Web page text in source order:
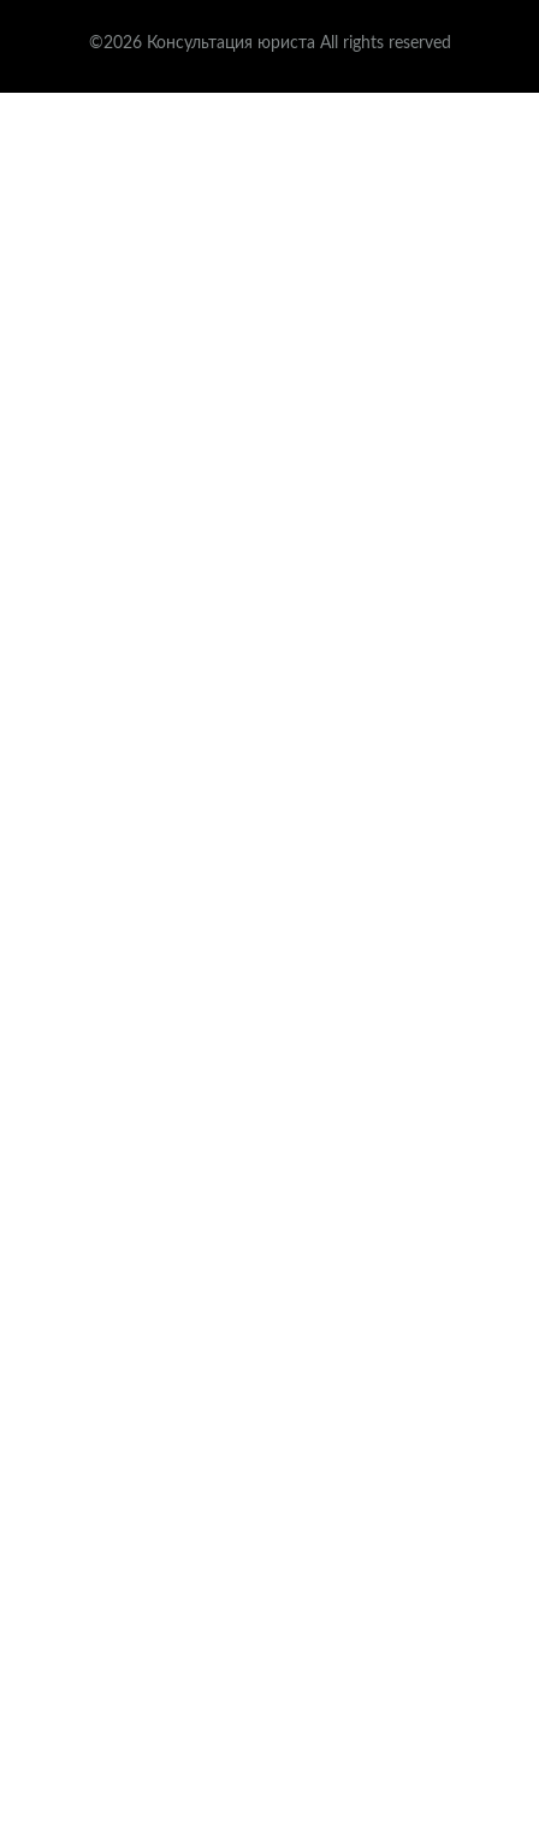
©2026 Консультация юриста All rights reserved